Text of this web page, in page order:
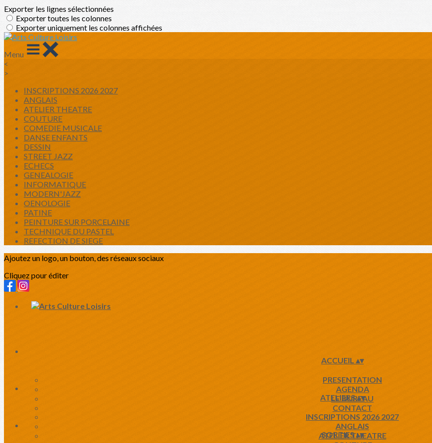
Exporter les lignes sélectionnées
Exporter toutes les colonnes
Exporter uniquement les colonnes affichées
Menu
<
>
INSCRIPTIONS 2026 2027
ANGLAIS
ATELIER THEATRE
COUTURE
COMEDIE MUSICALE
DANSE ENFANTS
DESSIN
STREET JAZZ
ECHECS
GENEALOGIE
INFORMATIQUE
MODERN'JAZZ
OENOLOGIE
PATINE
PEINTURE SUR PORCELAINE
TECHNIQUE DU PASTEL
REFECTION DE SIEGE
Ajoutez un logo, un bouton, des réseaux sociaux
Cliquez pour éditer
ACCUEIL ▴▾
PRESENTATION
AGENDA
LE BUREAU
CONTACT
ATELIERS▴▾
INSCRIPTIONS 2026 2027
ANGLAIS
ATELIER THEATRE
SORTIES▴▾